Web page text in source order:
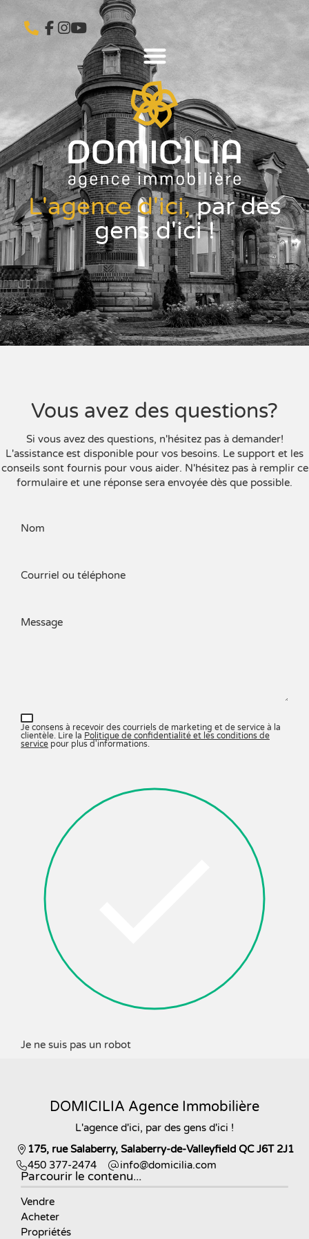
L'agence d'ici,par des
gens d'ici !
Vous avez des questions?
Si vous avez des questions, n'hésitez pas à demander!
L'assistance est disponible pour vos besoins. Le support et les
conseils sont fournis pour vous aider. N'hésitez pas à remplir ce
formulaire et une réponse sera envoyée dès que possible.
Nom
Courriel ou téléphone
Message
Je consens à recevoir des courriels de marketing et de service à la
clientèle. Lire la Politique de confidentialité et les conditions de
service pour plus d'informations.
Je ne suis pas un robot
DOMICILIA Agence Immobilière
L'agence d'ici, par des gens d'ici !
175, rue Salaberry, Salaberry-de-Valleyfield QC J6T 2J1
450 377-2474
moc.ailicimod@ofni
Parcourir le contenu...
Vendre
Acheter
Propriétés